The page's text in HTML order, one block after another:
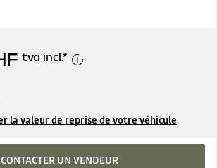
tva incl.*
la valeur de reprise de votre véhicule
CONTACTER UN VENDEUR